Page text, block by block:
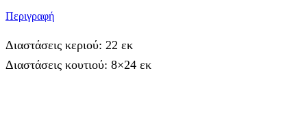
Περιγραφή
Διαστάσεις κεριού: 22 εκ
Διαστάσεις κουτιού: 8×24 εκ